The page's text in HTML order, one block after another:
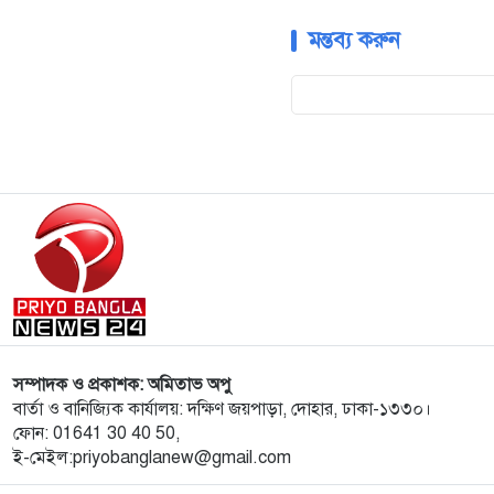
মন্তব্য করুন
সম্পাদক ও প্রকাশক: অমিতাভ অপু
বার্তা ও বানিজ্যিক কার্যালয়: দক্ষিণ জয়পাড়া, দোহার, ঢাকা-১৩৩০।
ফোন: 01641 30 40 50,
ই-মেইল:priyobanglanew@gmail.com